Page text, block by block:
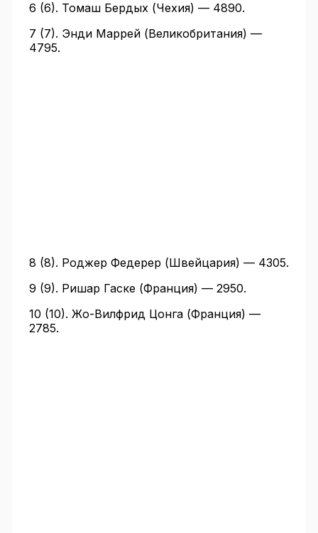
6 (6). Томаш Бердых (Чехия) — 4890.
7 (7). Энди Маррей (Великобритания) —
4795.
8 (8). Роджер Федерер (Швейцария) — 4305.
9 (9). Ришар Гаске (Франция) — 2950.
10 (10). Жо-Вилфрид Цонга (Франция) —
2785.